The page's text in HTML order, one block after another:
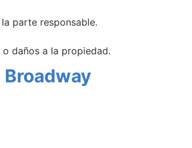
parte responsable.
daños a la propiedad.